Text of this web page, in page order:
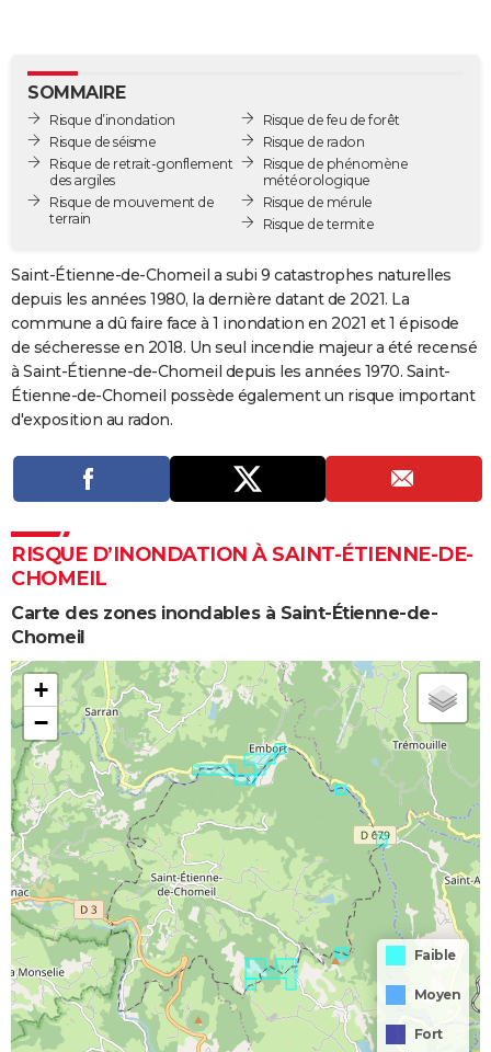
GUIDES D'ACHAT
BONS PLANS
CARTE DE VOEUX
Carte de Noël
Carte Bonne année
Carte Saint-Valentin
Carte Pâques
Carte d'anniversaire
DICTIONNAIRE
COPAINS D'AVANT
S'inscrire
Se connecter
Lycées
Collèges
Primaires
Universités
Entreprises
Service militaire
Avis de recherche
AVIS DE DÉCÈS
FORUM
Bricolage
Lifestyle
Culture
Sport
Auto
Television
Voyage
Cinema
SOMMAIRE
Risque d’inondation
Risque de séisme
Risque de retrait-gonflement
des argiles
Risque de mouvement de
terrain
Risque de feu de forêt
Risque de radon
Risque de phénomène
météorologique
Risque de mérule
Risque de termite
Saint-Étienne-de-Chomeil a subi 9 catastrophes naturelles
depuis les années 1980, la dernière datant de 2021. La
commune a dû faire face à 1 inondation en 2021 et 1 épisode
de sécheresse en 2018. Un seul incendie majeur a été recensé
à Saint-Étienne-de-Chomeil depuis les années 1970. Saint-
Étienne-de-Chomeil possède également un risque important
d'exposition au radon.
RISQUE D’INONDATION À SAINT-ÉTIENNE-DE-
CHOMEIL
Carte des zones inondables à Saint-Étienne-de-
Chomeil
+
−
Faible
Moyen
Fort